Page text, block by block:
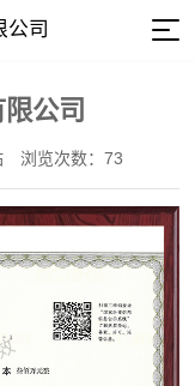
公司
公司
浏览次数：73